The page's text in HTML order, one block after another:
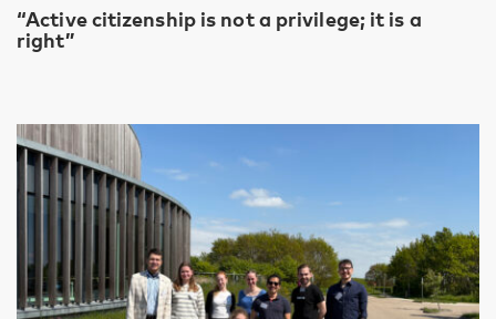
“Active citizenship is not a privilege; it is a
right”